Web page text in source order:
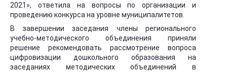
2021», ответила на вопросы по организации и
проведению конкурса на уровне муниципалитетов.
В завершении заседания члены регионального
учебно-методического объединения приняли
решение рекомендовать рассмотрение вопроса
цифровизации дошкольного образования на
заседаниях методических объединений в